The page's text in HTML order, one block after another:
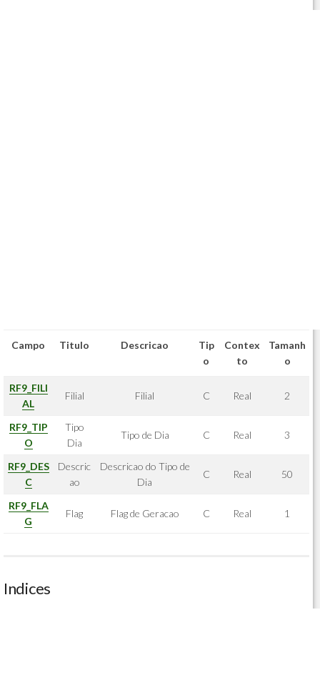
Campo Titulo Descricao
Tip
o
Contex
to
Tamanh
o
RF9_FILI
AL
Filial Filial C Real 2
RF9_TIP
O
Tipo
Dia
Tipo de Dia C Real 3
RF9_DES
C
Descric
ao
Descricao do Tipo de
Dia
C Real 50
RF9_FLA
G
Flag Flag de Geracao C Real 1
Indices